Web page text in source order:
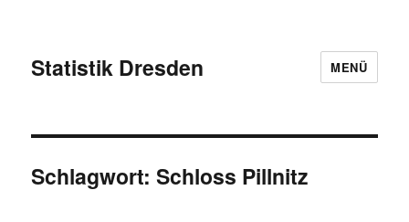
Statistik Dresden MENÜ
Schlagwort:Schloss Pillnitz